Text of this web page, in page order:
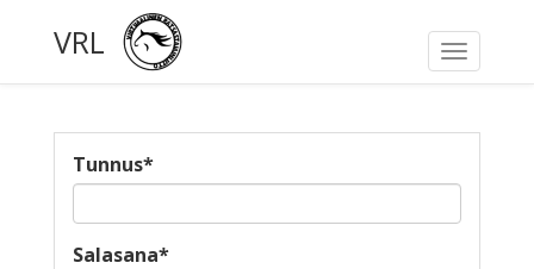
Toggle
VRL
Tunnus*
Salasana*